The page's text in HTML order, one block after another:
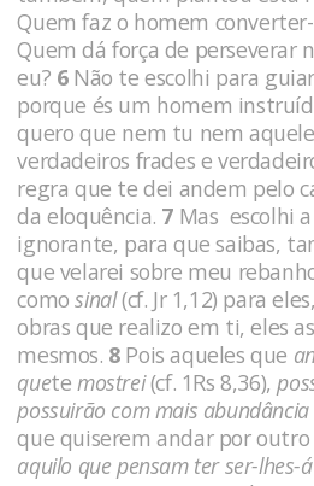
Quem faz o homem
Quem dá força de perseverar
eu? 6 Não te escolhi para
porque és um homem
quero que nem tu nem
verdadeiros frades e
regra que te dei andem pelo
da eloquência. 7 Mas escolhi
ignorante, para que saibas,
que ve­larei sobre meu
comosinal(cf. Jr 1,12) para
obras que realizo em ti, eles
mesmos. 8Pois aqueles que
quete mostrei(cf. 1Rs 8,36),
possuirão com mais abundância
que quiserem andar por outro
aquilo que pensam ter ser-